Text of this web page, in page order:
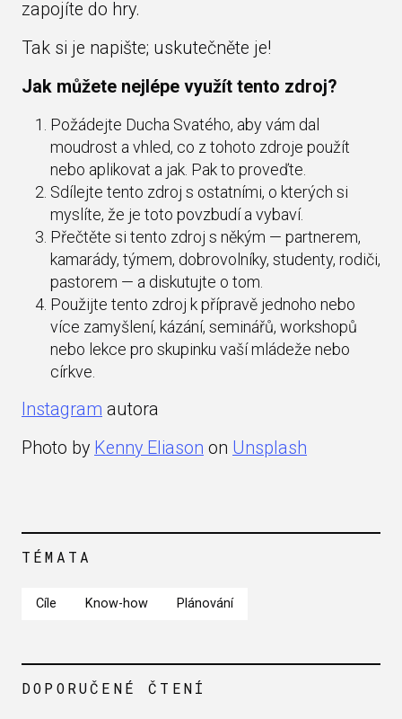
zapojíte do hry.
Tak si je napište; uskutečněte je!
Jak můžete nejlépe využít tento zdroj?
Požádejte Ducha Svatého, aby vám dal
moudrost a vhled, co z tohoto zdroje použít
nebo aplikovat a jak. Pak to proveďte.
Sdílejte tento zdroj s ostatními, o kterých si
myslíte, že je toto povzbudí a vybaví.
Přečtěte si tento zdroj s někým — partnerem,
kamarády, týmem, dobrovolníky, studenty, rodiči,
pastorem — a diskutujte o tom.
Použijte tento zdroj k přípravě jednoho nebo
více zamyšlení, kázání, seminářů, workshopů
nebo lekce pro skupinku vaší mládeže nebo
církve.
Instagram autora
Photo by Kenny Eliason on Unsplash
TÉMATA
Cíle Know-how Plánování
DOPORUČENÉ ČTENÍ